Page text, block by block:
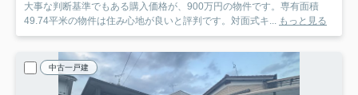
大事な判断基準でもある購入価格が、900万円の物件です。専有面積
49.74平米の物件は住み心地が良いと評判です。対面式キ... もっと見る
中古一戸建